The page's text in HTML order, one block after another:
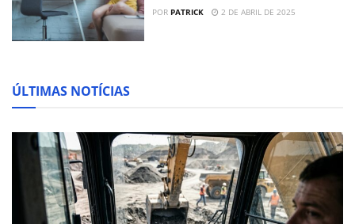
POR PATRICK 2 DE ABRIL DE 2025
ÚLTIMAS NOTÍCIAS